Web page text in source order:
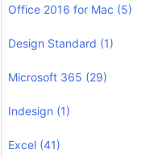
Office 2016 for Mac (5)
Design Standard (1)
Microsoft 365 (29)
Indesign (1)
Excel (41)